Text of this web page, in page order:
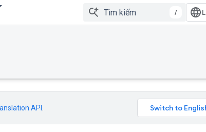
/
API